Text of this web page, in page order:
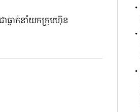
ាធ្នាក់នាំយកក្រុមហ៊ុន